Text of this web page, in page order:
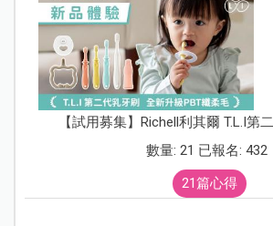
【試用募集】Richell利其爾 T.L.I第
數量: 21 已報名: 432
21篇心得